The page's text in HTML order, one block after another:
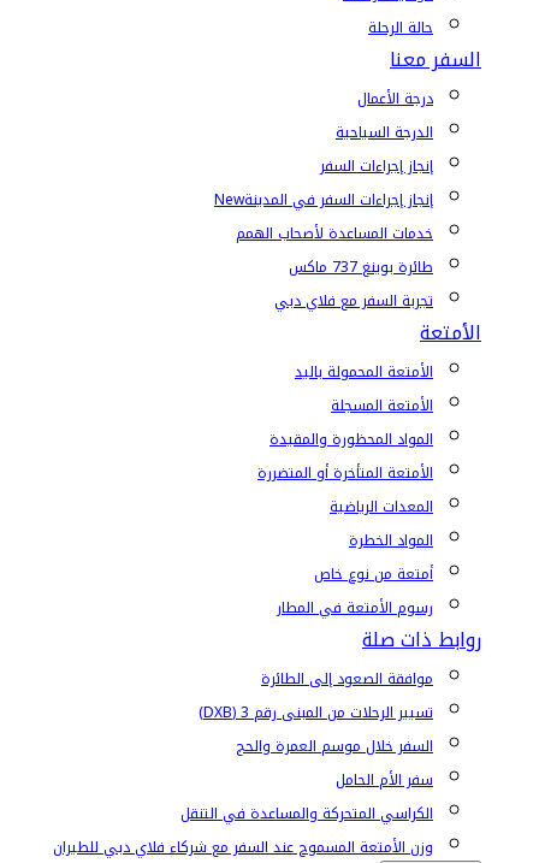
حالة الرحلة
السفر معنا
درجة الأعمال
الدرجة السياحية
إنجاز إجراءات السفر
إنجاز إجراءات السفر في المدينةNew
خدمات المساعدة لأصحاب الهمم
طائرة بوينغ 737 ماكس
تجربة السفر مع فلاي دبي
الأمتعة
الأمتعة المحمولة باليد
الأمتعة المسجلة
المواد المحظورة والمقيدة
الأمتعة المتأخرة أو المتضررة
المعدات الرياضية
المواد الخطرة
أمتعة من نوع خاص
رسوم الأمتعة في المطار
روابط ذات صلة
موافقة الصعود إلى الطائرة
تسيير الرحلات من المبنى رقم 3 (DXB)
السفر خلال موسم العمرة والحج
سفر الأم الحامل
الكراسي المتحركة والمساعدة في التنقل
وزن الأمتعة المسموح عند السفر مع شركاء فلاي دبي للطيران